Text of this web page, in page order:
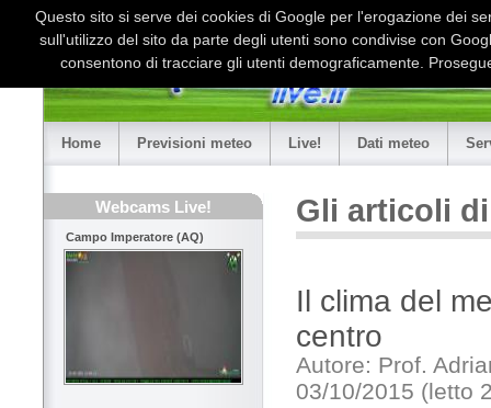
Home Previsioni meteo Live! Dati meteo
Webcams Live!
Campo Imperatore (AQ)
Gli articoli
Il clima del
centro
Autore: Prof.
03/10/2015 (letto
Questo sito si serve dei cookies di Google per l'erogazione dei
sull'utilizzo del sito da parte degli utenti sono condivise con
consentono di tracciare gli utenti demograficamente.